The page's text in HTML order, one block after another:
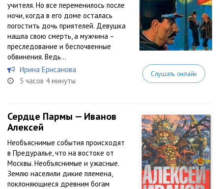
учителя. Но все переменилось после
ночи, когда в его доме осталась
погостить дочь приятелей. Девушка
нашла свою смерть, а мужчина –
преследование и беспочвенные
обвинения. Ведь...
Ирина Ерисанова
5 часов 4 минуты
Слушать онлайн
Сердце Пармы — Иванов
Алексей
Необъяснимые события происходят
в Предуралье, что на востоке от
Москвы. Необъяснимые и ужасные.
Землю населили дикие племена,
поклоняющиеся древним богам